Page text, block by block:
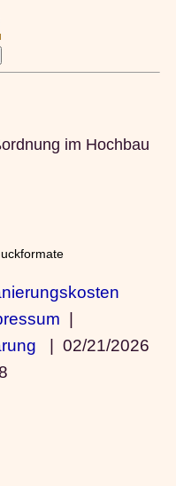
im Hochbau
|
| 02/21/2026